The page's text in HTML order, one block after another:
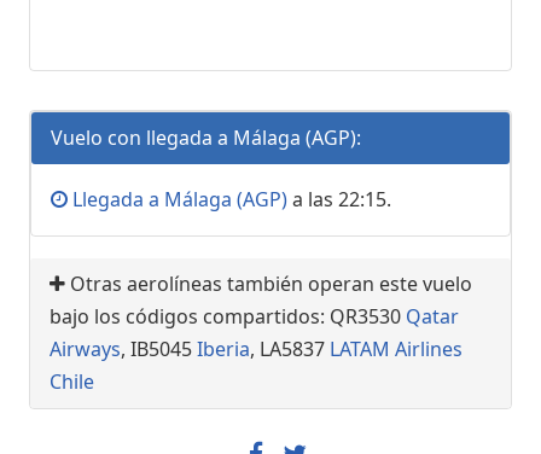
Vuelo con llegada a Málaga (AGP):
Llegada a Málaga (AGP)a las 22:15.
Otras aerolíneas también operan este vuelo
bajo los códigos compartidos: QR3530 Qatar
Airways, IB5045Iberia, LA5837 LATAM Airlines
Chile